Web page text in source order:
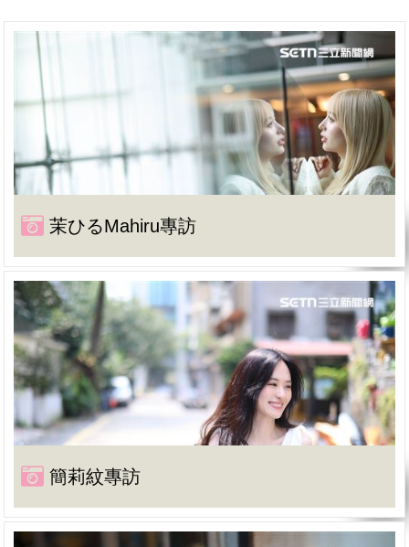
茉ひるMahiru專訪
簡莉紋專訪